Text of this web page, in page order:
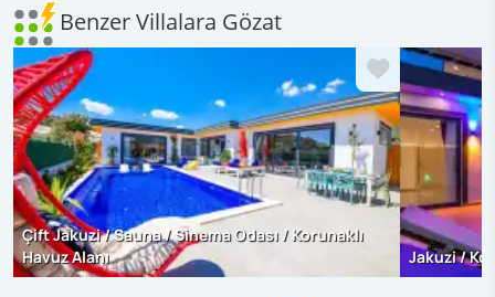
Benzer Villalara Gözat
Çift Jakuzi / Sauna / Sinema Odası / Korunaklı
Havuz Alanı
Jakuzi /